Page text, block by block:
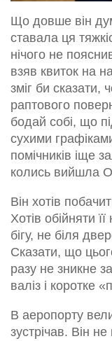
Що довше він
ставала ця
нічого не
взяв квиток на
зміг би сказати,
раптового
бодай собі, що
сухими
помічників іще
колись вийшла
Він хотів
Хотів обійняти
бігу, не біля
Сказати, що
разу не зникне
валіз і коротке
В аеропорту
зустрічав. Він